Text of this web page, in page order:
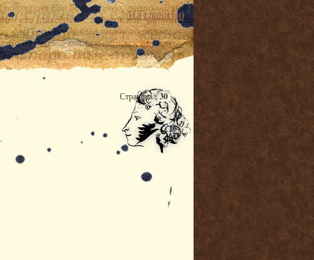
На главную
Страница: 30